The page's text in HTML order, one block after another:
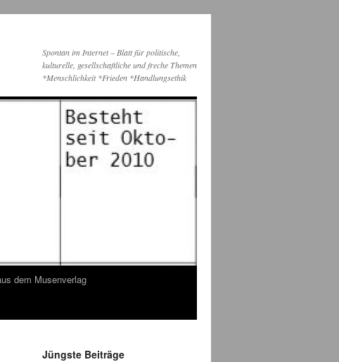
Spontan im Internet – Blatt für politische,
kulturelle, gesellschaftliche und freche Themen
*Menschlichkeit *Frieden *Handlungsethik
dem Musenverlag
Jüngste Beiträge